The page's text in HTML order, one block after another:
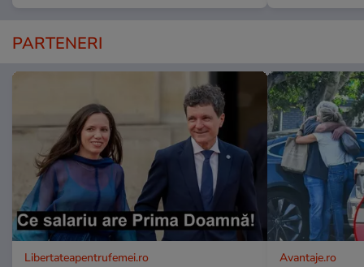
PARTENERI
Libertateapentrufemei.ro Avantaje.ro